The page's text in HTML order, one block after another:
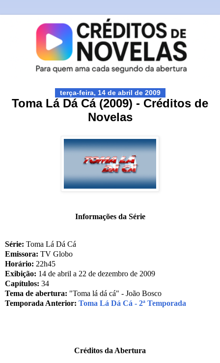
terça-feira, 14 de abril de 2009
Toma Lá Dá Cá (2009) - Créditos de
Novelas
Informações da Série
Série: Toma Lá Dá Cá
Emissora: TV Globo
Horário: 22h45
Exibição: 14 de abril a 22 de dezembro de 2009
Capítulos: 34
Tema de abertura: "Toma lá dá cá" - João Bosco
Temporada Anterior: Toma Lá Dá Cá - 2ª Temporada
Créditos da Abertura